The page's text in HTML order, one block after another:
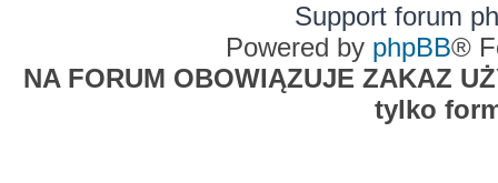
Support forum
Powered by phpBB®
NA FORUM OBOWIĄZUJE ZAKAZ
tylko